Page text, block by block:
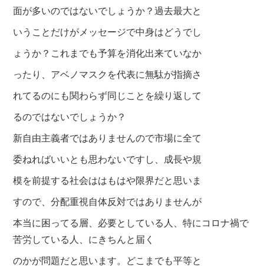
面が多いのではないでしょうか？過去最大と
いうことだけがメッセージで中身はどうでし
ょうか？これまでも予算を消化出来ていなか
ったり、アベノマスクを代表に無駄が指摘さ
れてるのにも関わらず同じことを繰り返して
るのではないでしょうか？
新自由主義者ではありませんので市場に全て
委ねればいいとも思わないですし、成長や規
模を前提する社会ははもはや限界だと思いま
すので、分配重視自体反対ではありませんが
本当に困ってる層、必要としている人、特にコロナ禍で
苦労している人、にきちんと届く
のかが問題だと思います。どこまでも平等と